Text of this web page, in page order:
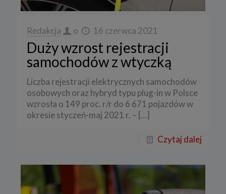
Redakcja o 16 czerwca 2021
Duży wzrost rejestracji
samochodów z wtyczką
Liczba rejestracji elektrycznych samochodów
osobowych oraz hybryd typu plug-in w Polsce
wzrosła o 149 proc. r/r do 6 671 pojazdów w
okresie styczeń-maj 2021 r. – […]
Czytaj dalej